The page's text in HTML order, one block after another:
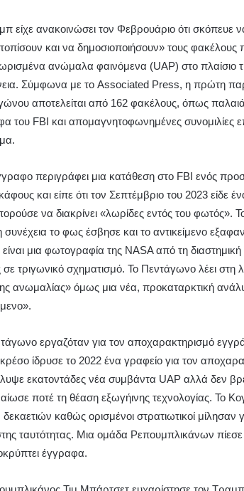
είχε ανακοινώσει τον Φεβρουάριο ότι σκόπευε
και να δημοσιοποιήσουν» τους
ανώμαλα φαινόμενα (UAP) στο πλαίσιο
Σύμφωνα με το Associated Press, η πρώτη
αποτελείται από 162 φακέλους, όπως
του FBI και απομαγνητοφωνημένες
περιγράφει μια κατάθεση στο FBI ενός
και είπε ότι τον Σεπτέμβριο του 2023 είδε
να διακρίνει «λωρίδες εντός του φωτός».
συνέχεια το φως έσβησε και το αντικείμενο
είναι μια φωτογραφία της NASA από τη
σε τριγωνικό σχηματισμό. Το Πεντάγωνο λέει
ανωμαλίας» όμως μια νέα, προκαταρκτική
εργαζόταν για τον αποχαρακτηρισμό
ίδρυσε το 2022 ένα γραφείο για τον
εκατοντάδες νέα συμβάντα UAP αλλά δεν
ποτέ τη θέαση εξωγήινης τεχνολογίας. Το
δεκαετιών καθώς ορισμένοι στρατιωτικοί
ταυτότητας. Μια ομάδα Ρεπουμπλικάνων
έγγραφα.